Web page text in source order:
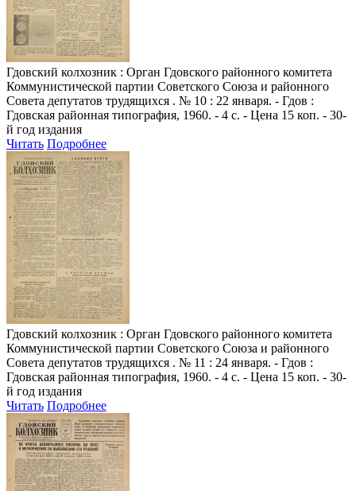
Гдовский колхозник : Орган Гдовского районного комитета
Коммунистической партии Советского Союза и районного
Совета депутатов трудящихся . № 10 : 22 января. - Гдов :
Гдовская районная типография, 1960. - 4 с. - Цена 15 коп. - 30-
й год издания
Читать Подробнее
Гдовский колхозник : Орган Гдовского районного комитета
Коммунистической партии Советского Союза и районного
Совета депутатов трудящихся . № 11 : 24 января. - Гдов :
Гдовская районная типография, 1960. - 4 с. - Цена 15 коп. - 30-
й год издания
Читать Подробнее